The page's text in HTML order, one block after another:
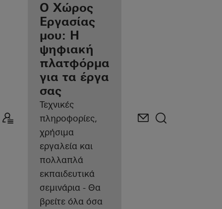
Προνόμια για
εσάς ως
εγγεγραμμένος
κατασκευαστής
Ο Χώρος
Εργασίας
μου: Η
ψηφιακή
πλατφόρμα
για τα έργα
σας
Τεχνικές
πληροφορίες,
χρήσιμα
εργαλεία και
πολλαπλά
εκπαιδευτικά
σεμινάρια - Θα
βρείτε όλα όσα